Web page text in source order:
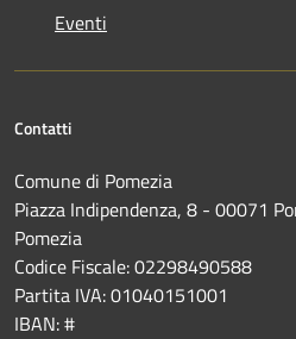
Eventi
Contatti
Comune di Pomezia
Piazza Indipendenza, 8 - 00071
Pomezia
Codice Fiscale: 02298490588
Partita IVA: 01040151001
IBAN: #